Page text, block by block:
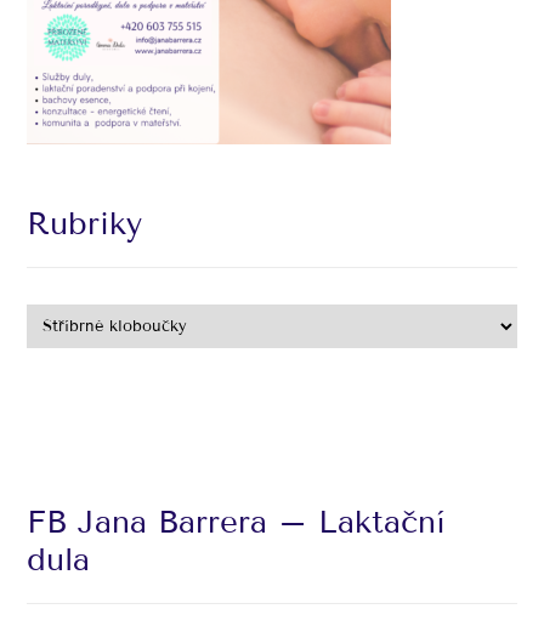
Rubriky
FB Jana Barrera – Laktační
dula